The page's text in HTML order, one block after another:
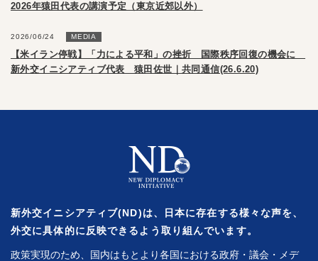
2026年猿田代表の講演予定（東京近郊以外）
2026/06/24 MEDIA
【米イラン停戦】「力による平和」の挫折 国際秩序回復の機会に
新外交イニシアティブ代表 猿田佐世｜共同通信(26.6.20)
新外交イニシアティブ(ND)は、日本に存在する様々な声を、
外交に具体的に反映できるよう取り組んでいます。
政策実現のため、国内はもとより各国における政府・議会・メデ